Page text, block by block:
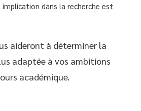
implication dans la recherche est
aideront à déterminer la
adaptée à vos ambitions
académique.